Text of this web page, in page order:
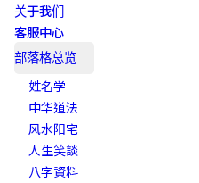
关于我们
客服中心
部落格总览
姓名学
中华道法
风水阳宅
人生笑談
八字資料